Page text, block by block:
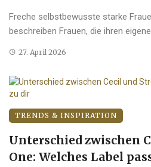
Freche selbstbewusste starke
beschreiben Frauen, die ihren
27. April 2026
TRENDS & INSPIRATION
Unterschied zwischen
One: Welches Label